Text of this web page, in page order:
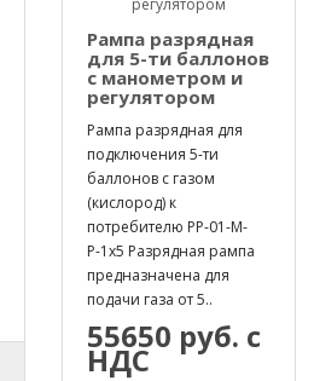
Рампа разрядная
для 5-ти баллонов
с манометром и
регулятором
Рампа разрядная для
подключения 5-ти
баллонов с газом
(кислород) к
потребителю РР-01-М-
Р-1х5 Разрядная рампа
предназначена для
подачи газа от 5..
55650 руб. с
НДС